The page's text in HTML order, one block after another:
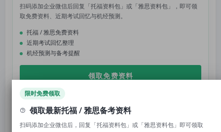
扫码添加企业微信后回复「托福资料包」或「雅思资料包」，即可领
取免费资料、近期考试回忆与机经预测。
托福 / 雅思免费资料
近期考试回忆整理
机经预测与备考提醒
领取免费资料
托你的福_小福 托你的福
2025年05月22日 17:43
上海
限时免费领取
领取最新托福 / 雅思备考资料
扫码添加企业微信后，回复「托福资料包」或「雅思资料包」即可领取